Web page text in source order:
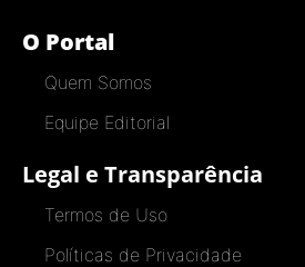
O Portal
Quem Somos
Equipe Editorial
Legal e Transparência
Termos de Uso
Políticas de Privacidade